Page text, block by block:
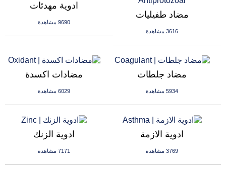
ادوية مهدئات
9690 مشاهدة
مضاد طفيليات
3616 مشاهدة
مضادات اكسدة
6029 مشاهدة
مضاد جلطات
5934 مشاهدة
ادوية الزنك
7171 مشاهدة
ادوية الازمة
3769 مشاهدة